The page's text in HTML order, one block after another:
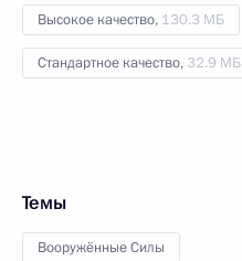
Высокое качество, 130.3 МБ
Стандартное качество, 32.9 МБ
Темы
Вооружённые Силы